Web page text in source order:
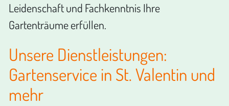
Leidenschaft und Fachkenntnis Ihre
Gartenträume erfüllen.
Unsere Dienstleistungen:
Gartenservice in St. Valentin und
mehr